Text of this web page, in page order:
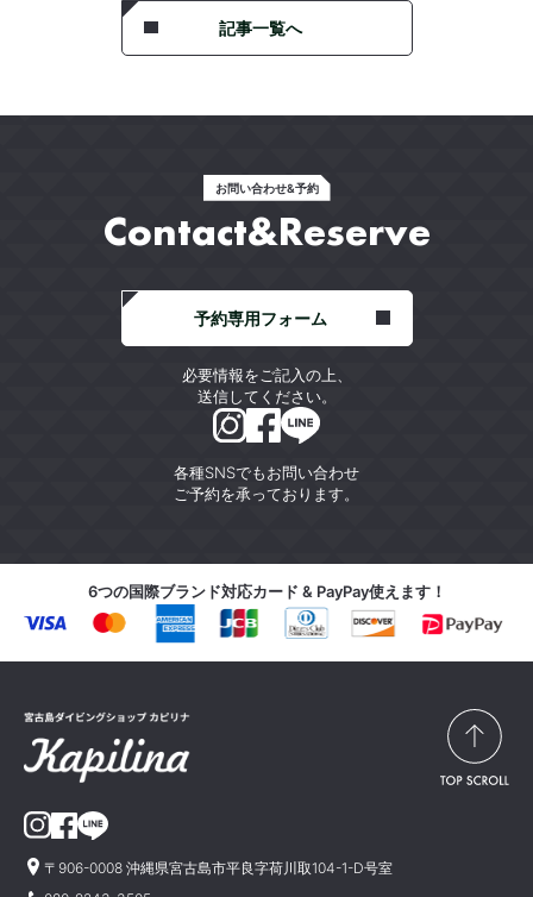
記事一覧へ
お問い合わせ&予約
Contact&Reserve
各種SNSでもお問い合わせ
ご予約を承っております。
予約専用フォーム
必要情報をご記入の上、
送信してください。
6つの国際ブランド対応カード & PayPay使えます！
〒906-0008 沖縄県宮古島市平良字荷川取104-1-D号室